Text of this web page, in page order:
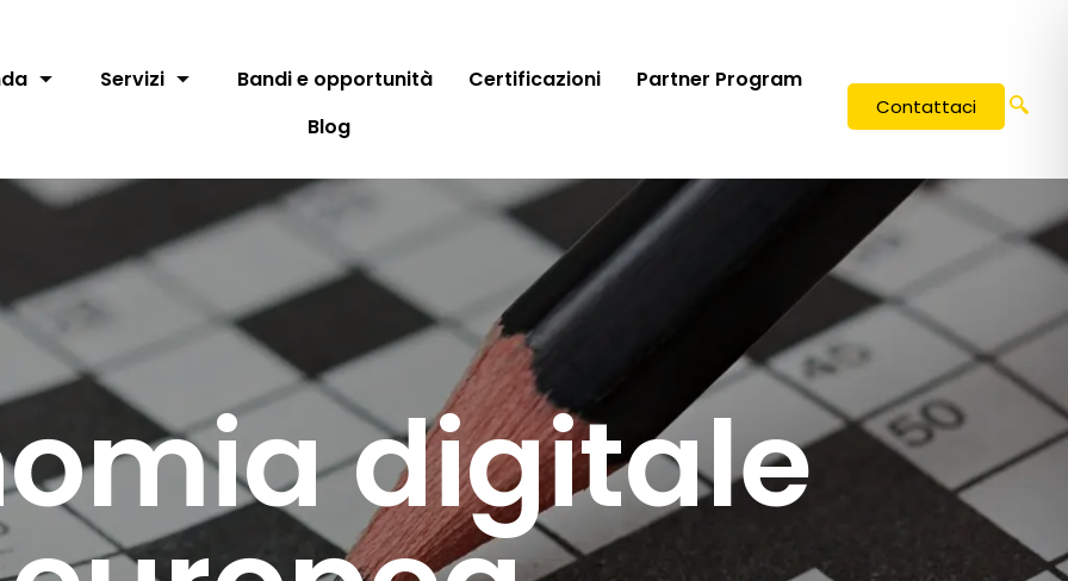
Servizi Bandi e opportunità Certificazioni
Partner Program
Blog
Contattaci
digitale